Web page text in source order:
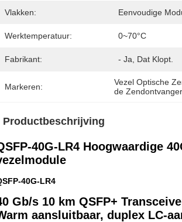
Vlakken: Eenvoudige
Werktemperatuur: 0~70°C
Fabrikant: - Ja, Dat Klopt.
Markeren: Vezel Optische
de
Productbeschrijving
40G-LR4 Hoogwaardige
40G-LR4
Gb/s 10 km QSFP+
aansluitbaar, duplex LC-